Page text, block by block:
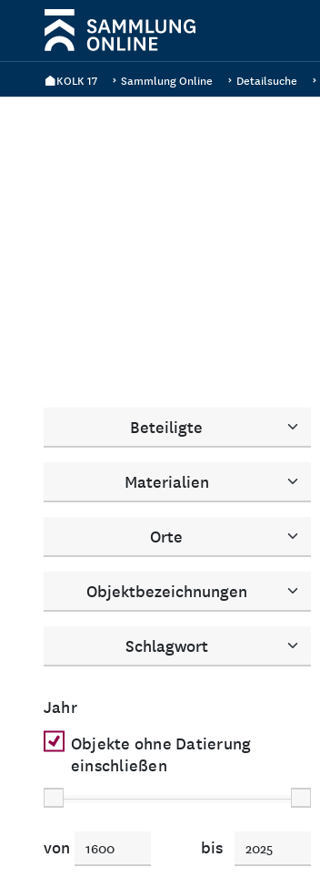
KOLK 17 Sammlung Online Detailsuche
Beteiligte
Materialien
Orte
Objektbezeichnungen
Schlagwort
Jahr
Objekte ohne Datierung
einschließen
von bis